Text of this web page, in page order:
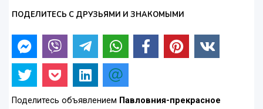
ПОДЕЛИТЕСЬ С ДРУЗЬЯМИ И ЗНАКОМЫМИ
Поделитесь объявлением Павловния-прекрасное